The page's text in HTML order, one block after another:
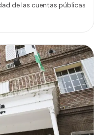
de las cuentas públicas